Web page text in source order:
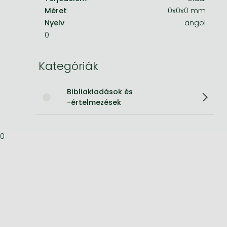
Bleach manga
One-Punch Man manga
Méret
0x0x0 mm
Nyelv
angol
0
Kategóriák
Bibliakiadások és
-értelmezések
0